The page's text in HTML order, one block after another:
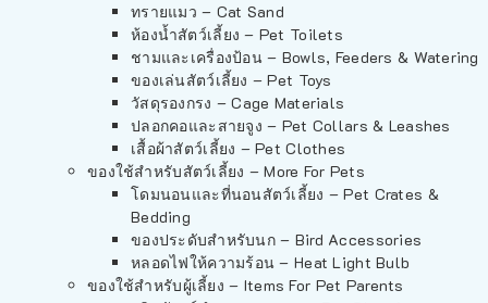
ทรายแมว – Cat Sand
ห้องน้ำสัตว์เลี้ยง – Pet Toilets
ชามและเครื่องป้อน – Bowls, Feeders & Watering
ของเล่นสัตว์เลี้ยง – Pet Toys
วัสดุรองกรง – Cage Materials
ปลอกคอและสายจูง – Pet Collars & Leashes
เสื้อผ้าสัตว์เลี้ยง – Pet Clothes
ของใช้สำหรับสัตว์เลี้ยง – More For Pets
โดมนอนและที่นอนสัตว์เลี้ยง – Pet Crates &
Bedding
ของประดับสำหรับนก – Bird Accessories
หลอดไฟให้ความร้อน – Heat Light Bulb
ของใช้สำหรับผู้เลี้ยง – Items For Pet Parents